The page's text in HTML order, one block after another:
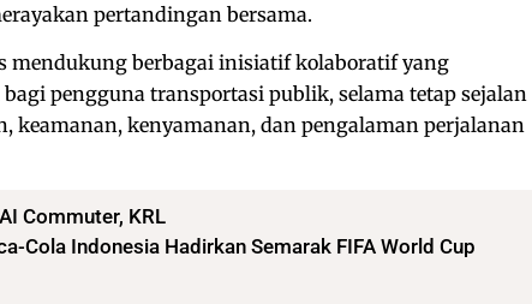
pertandingan bersama.
mendukung berbagai inisiatif kolaboratif yang
pengguna transportasi publik, selama tetap sejalan
keamanan, kenyamanan, dan pengalaman perjalanan
Commuter, KRL
Cola Indonesia Hadirkan Semarak FIFA World Cup